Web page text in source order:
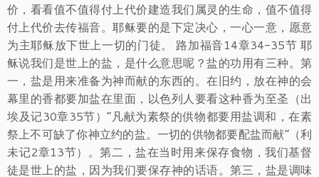
价，看看值不值得付上代价建造我们属灵的生命，值不值得
付上代价去传福音。耶稣要的是下定决心，一心一意，愿意
为主耶稣放下世上一切的门徒。 路加福音14章34-35节 耶
稣说我们是世上的盐，是什么意思呢？盐的功用有三种。第
一，盐是用来准备为神而献的东西的。在旧约，放在神的会
幕里的香都要加盐在里面，以色列人要看这种香为至圣（出
埃及记30章35节）“凡献为素祭的供物都要用盐调和，在素
祭上不可缺了你神立约的盐。一切的供物都要配盐而献”（利
未记2章13节）。第二，盐在当时用来保存食物，我们基督
徒是世上的盐，因为我们要保存神的话语。第三，盐是调味